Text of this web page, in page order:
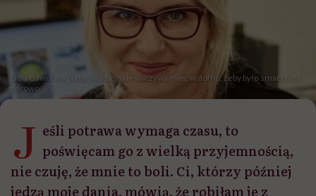
Lidia Bawolska podpowiada, jakie warzywa mieć w domu, żeby było smacznie i
zdrowo
J eśli potrawa wymaga czasu, to
poświęcam go z wielką przyjemnością,
nie czuję, że mnie to boli. Ci, którzy później
jedzą moje dania, mówią, że robiłam je z